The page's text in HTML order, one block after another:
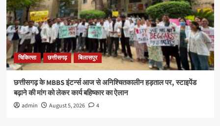
चिकित्सा छत्तीसगढ़ बिलासपुर
छत्तीसगढ़ के MBBS इंटर्न्स आज से अनिश्चितकालीन हड़ताल पर, स्टाइपेंड
बढ़ाने की मांग को लेकर कार्य बहिष्कार का ऐलान
admin August 5, 2026 4